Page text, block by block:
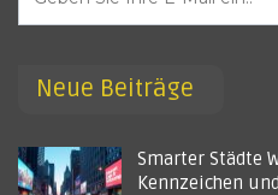
Neue Beiträge
Smarter Städte
Kennzeichen